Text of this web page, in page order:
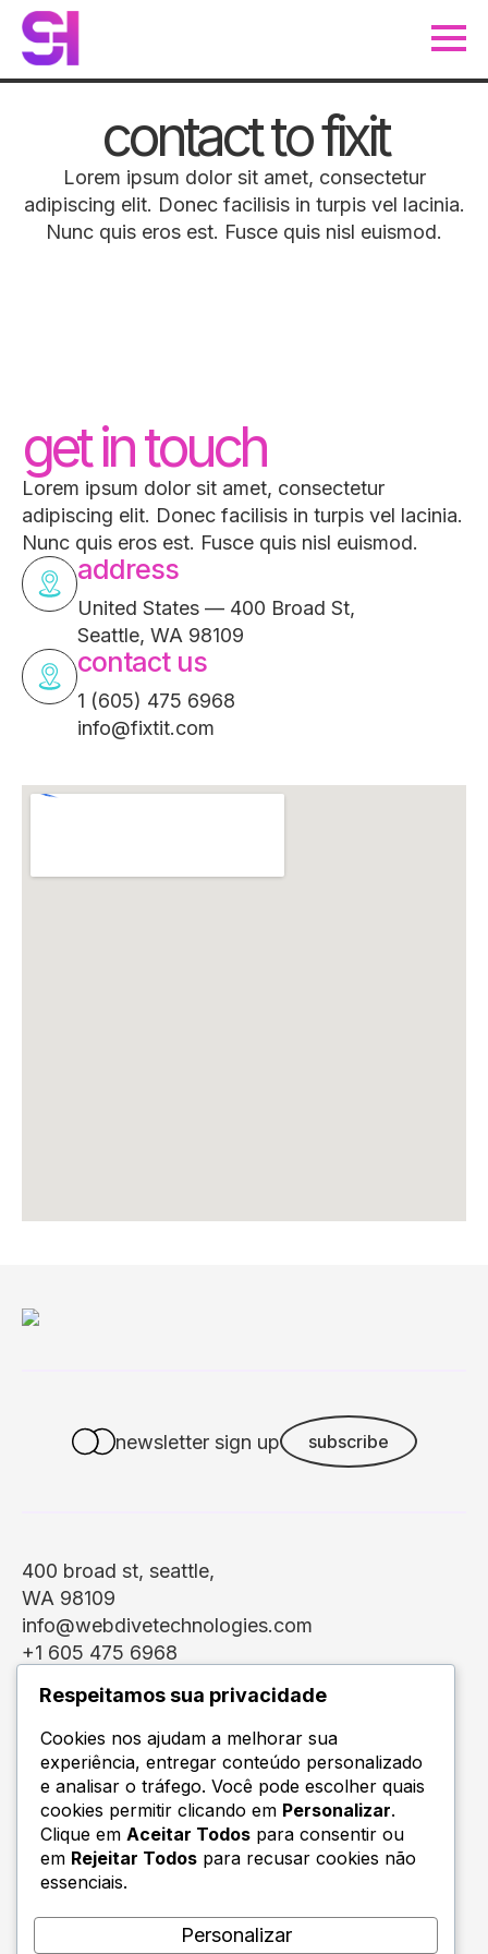
contact to fixit
Lorem ipsum dolor sit amet, consectetur
adipiscing elit. Donec facilisis in turpis vel lacinia.
Nunc quis eros est. Fusce quis nisl euismod.
get in touch
Lorem ipsum dolor sit amet, consectetur
adipiscing elit. Donec facilisis in turpis vel lacinia.
Nunc quis eros est. Fusce quis nisl euismod.
address
United States — 400 Broad St,
Seattle, WA 98109
contact us
1 (605) 475 6968
info@fixtit.com
newsletter sign up subscribe
400 broad st, seattle,
WA 98109
info@webdivetechnologies.com
+1 605 475 6968
about us
services
faqs
insights
contact
Respeitamos sua privacidade
Cookies nos ajudam a melhorar sua
experiência, entregar conteúdo personalizado
e analisar o tráfego. Você pode escolher quais
cookies permitir clicando em Personalizar.
Clique em Aceitar Todos para consentir ou
em Rejeitar Todos para recusar cookies não
essenciais.
Personalizar